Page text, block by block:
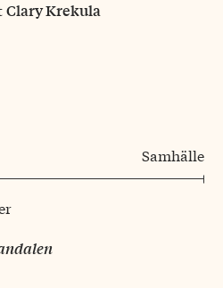
Clary Krekula
Samhälle